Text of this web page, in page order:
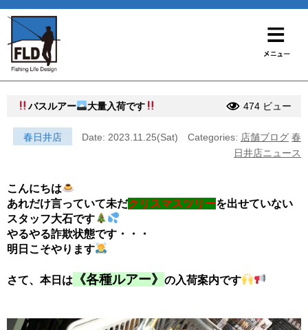
バスルアー 大量入荷です 474 ビュー
春日井店 Date: 2023.11.25(Sat) Categories: 店舗ブログ 春
日井店ニュース
こんにちは
あれだけ言っていて未だクリスマスツリーを出せていない
スタッフ大石です
やるやる詐欺状態です・・・
明日こそやります
さて、本日は 《各種ルアー》 の入荷案内です